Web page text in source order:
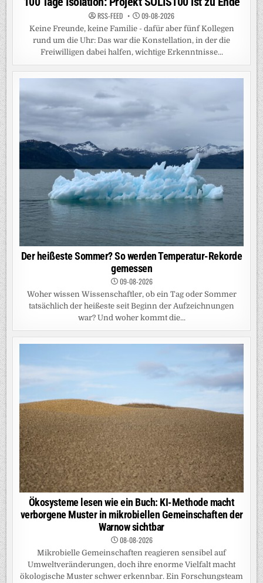
RSS-FEED 09-08-2026
Keine Freunde, keine Familie - dafür aber fünf Kollegen
rund um die Uhr: Das war die Konstellation, in der die
Freiwilligen dabei halfen, wichtige Erkenntnisse...
Der heißeste Sommer? So werden Temperatur-Rekorde
gemessen
09-08-2026
Woher wissen Wissenschaftler, ob ein Tag oder Sommer
tatsächlich der heißeste seit Beginn der Aufzeichnungen
war? Und woher kommt die...
Ökosysteme lesen wie ein Buch: KI-Methode macht
verborgene Muster in mikrobiellen Gemeinschaften der
Warnow sichtbar
08-08-2026
Mikrobielle Gemeinschaften reagieren sensibel auf
Umweltveränderungen, doch ihre enorme Vielfalt macht
ökologische Muster schwer erkennbar. Ein Forschungsteam